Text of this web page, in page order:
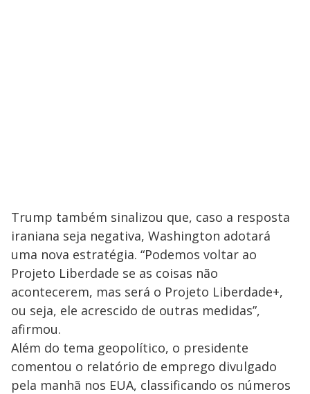
Trump também sinalizou que, caso a resposta
iraniana seja negativa, Washington adotará
uma nova estratégia. “Podemos voltar ao
Projeto Liberdade se as coisas não
acontecerem, mas será o Projeto Liberdade+,
ou seja, ele acrescido de outras medidas”,
afirmou.
Além do tema geopolítico, o presidente
comentou o relatório de emprego divulgado
pela manhã nos EUA, classificando os números